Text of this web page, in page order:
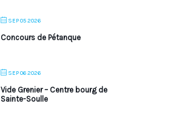
SEP 05 2026
Concours de Pétanque
SEP 06 2026
Vide Grenier – Centre bourg de
Sainte-Soulle